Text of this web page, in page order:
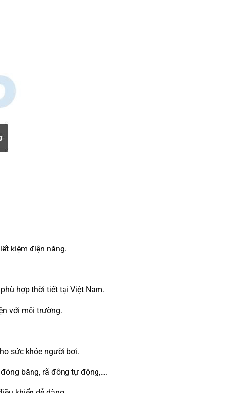
kiệm điện năng.
hợp thời tiết tại Việt Nam.
với môi trường.
sức khỏe người bơi.
băng, rã đông tự động,….